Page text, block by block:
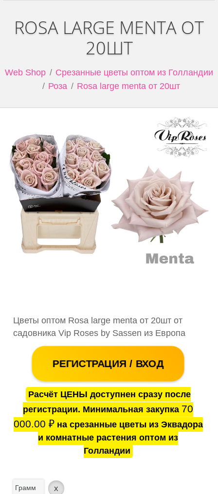
ROSA LARGE MENTA ОТ
20ШТ
Web Shop
Срезанные цветы оптом из Голландии
Роза
Rosa large menta от 20шт
Цветы оптом Rosa large menta от 20шт от
садовника Vip Roses by Sassen из Европа
РЕГИСТРАЦИЯ / ВХОД
Расчёт ЦЕНЫ доступнен сразу после
регистрации. Минимальная закупка 70
000.00 ₽на срезанные цветы из Эквадора
и комнатные растения оптом из
Голландии
Грамм x